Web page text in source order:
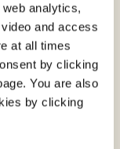
analytics,
and access
at all times
by clicking
You are also
by clicking
2026 og løber
med